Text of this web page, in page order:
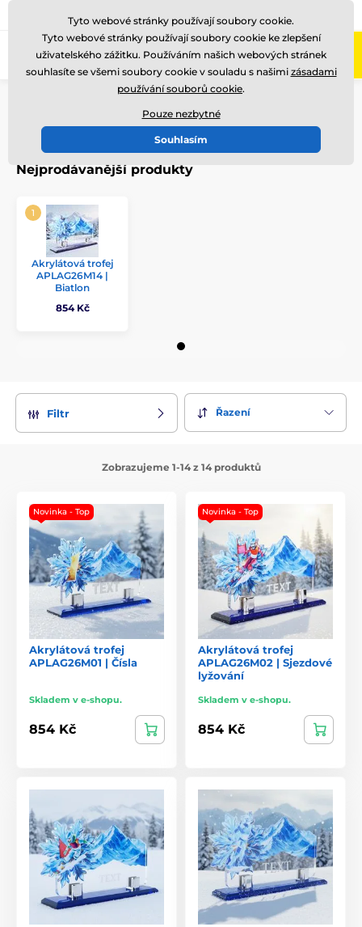
Zavolejte nám (Po-Pá 8-17)
APLAG26
Nejprodávanější produkty
Akrylátová trofej
APLAG26M14 |
Biatlon
854 Kč
Filtr Řazení
Zobrazujeme 1-14 z 14 produktů
Novinka - Top
Akrylátová trofej
APLAG26M01 | Čísla
Skladem v e-shopu.
854 Kč
Novinka - Top
Akrylátová trofej
APLAG26M02 | Sjezdové
lyžování
Skladem v e-shopu.
854 Kč
Tyto webové stránky používají soubory cookie.
Tyto webové stránky používají soubory cookie ke zlepšení
uživatelského zážitku. Používáním našich webových stránek
souhlasíte se všemi soubory cookie v souladu s našimi zásadami
používání souborů cookie.
Pouze nezbytné
Souhlasím